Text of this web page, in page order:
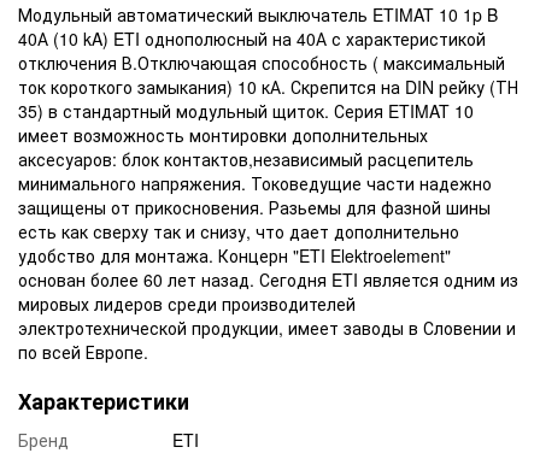
Модульный автоматический выключатель ETIMAT 10 1p B
40А (10 kA) ETI однополюсный на 40А с характеристикой
отключения В.Отключающая способность ( максимальный
ток короткого замыкания) 10 кА. Скрепится на DIN рейку (ТН
35) в стандартный модульный щиток. Серия ETIMAT 10
имеет возможность монтировки дополнительных
аксесуаров: блок контактов,независимый расцепитель
минимального напряжения. Токоведущие части надежно
защищены от прикосновения. Разьемы для фазной шины
есть как сверху так и снизу, что дает дополнительно
удобство для монтажа. Концерн "ETI Elektroelement"
основан более 60 лет назад. Сегодня ETI является одним из
мировых лидеров среди производителей
электротехнической продукции, имеет заводы в Словении и
по всей Европе.
Характеристики
Бренд
ETI